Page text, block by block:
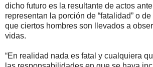
dicho futuro es la resultante de actos
representan la porción de “fatalidad” o de
que ciertos hombres son llevados a
vidas.
“En realidad nada es fatal y cualquiera